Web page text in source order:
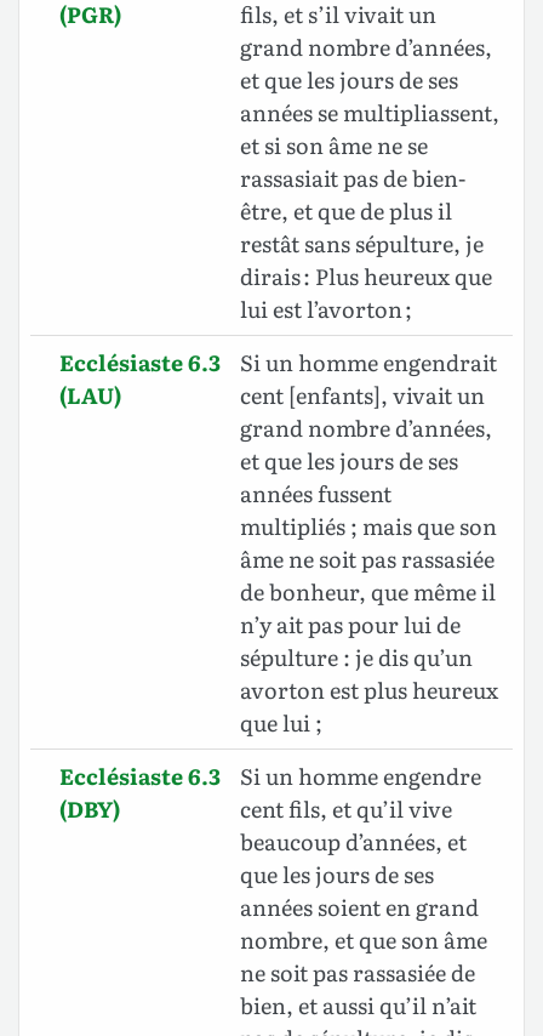
(PGR)
fils, et s’il vivait un
grand nombre d’années,
et que les jours de ses
années se multipliassent,
et si son âme ne se
rassasiait pas de bien-
être, et que de plus il
restât sans sépulture, je
dirais : Plus heureux que
lui est l’avorton ;
Ecclésiaste 6.3
(LAU)
Si un homme engendrait
cent [enfants], vivait un
grand nombre d’années,
et que les jours de ses
années fussent
multipliés ; mais que son
âme ne soit pas rassasiée
de bonheur, que même il
n’y ait pas pour lui de
sépulture : je dis qu’un
avorton est plus heureux
que lui ;
Ecclésiaste 6.3
(DBY)
Si un homme engendre
cent fils, et qu’il vive
beaucoup d’années, et
que les jours de ses
années soient en grand
nombre, et que son âme
ne soit pas rassasiée de
bien, et aussi qu’il n’ait